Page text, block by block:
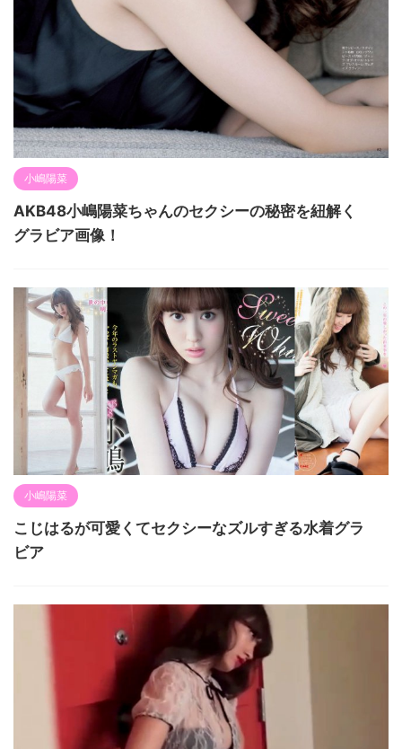
小嶋陽菜
AKB48小嶋陽菜ちゃんのセクシーの秘密を紐解く
グラビア画像！
小嶋陽菜
こじはるが可愛くてセクシーなズルすぎる水着グラ
ビア